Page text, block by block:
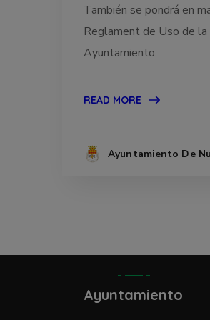
También se pondrá en
Reglament de Uso de
Ayuntamiento.
READ MORE
Ayuntamiento De
Ayuntamiento